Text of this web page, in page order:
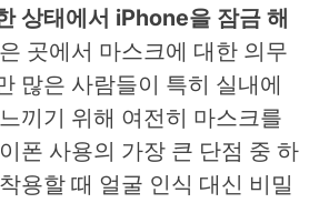
상태에서 iPhone을 잠금 해
곳에서 마스크에 대한 의무
많은 사람들이 특히 실내에
끼기 위해 여전히 마스크를
폰 사용의 가장 큰 단점 중 하
용할 때 얼굴 인식 대신 비밀